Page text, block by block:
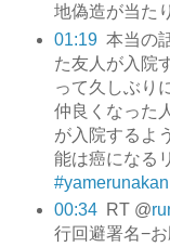
地偽造が当た
01:19 本当の
た友人が入院
って久しぶり
仲良くなった
が入院するよ
能は癌になる
#yamerunakan
00:34
RT @
行回避署名−